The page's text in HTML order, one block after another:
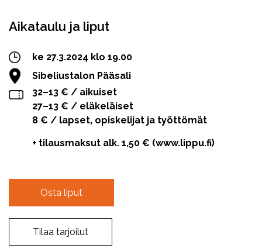
Aikataulu ja liput
ke 27.3.2024 klo 19.00
Sibeliustalon Pääsali
32–13 € / aikuiset
27–13 € / eläkeläiset
8 € / lapset, opiskelijat ja työttömät
+ tilausmaksut alk. 1,50 € (www.lippu.fi)
Osta liput
Tilaa tarjoilut